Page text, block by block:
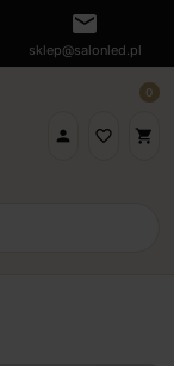
mail
sklep@salonled.pl
 favorite_border shopping_cart
0